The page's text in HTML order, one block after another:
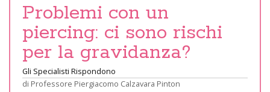
Problemi con un
piercing: ci sono rischi
per la gravidanza?
Gli Specialisti Rispondono
di Professore Piergiacomo Calzavara Pinton